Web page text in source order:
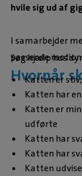
hvile sig ud af
I samarbejder
passende
Hvornår
Søg hjælp hos
Katten er
Katten har
Katten er
udførte
Katten har
Katten har
Katten